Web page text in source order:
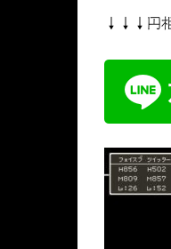
↓↓↓円相